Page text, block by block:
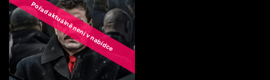
Pořad aktuálně není v nabídce